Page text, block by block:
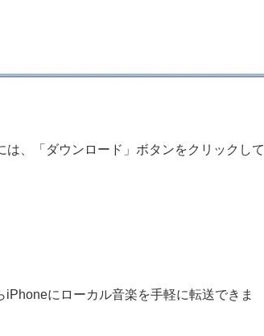
、「ダウンロード」ボタンをクリックして
にローカル音楽を手軽に転送できま